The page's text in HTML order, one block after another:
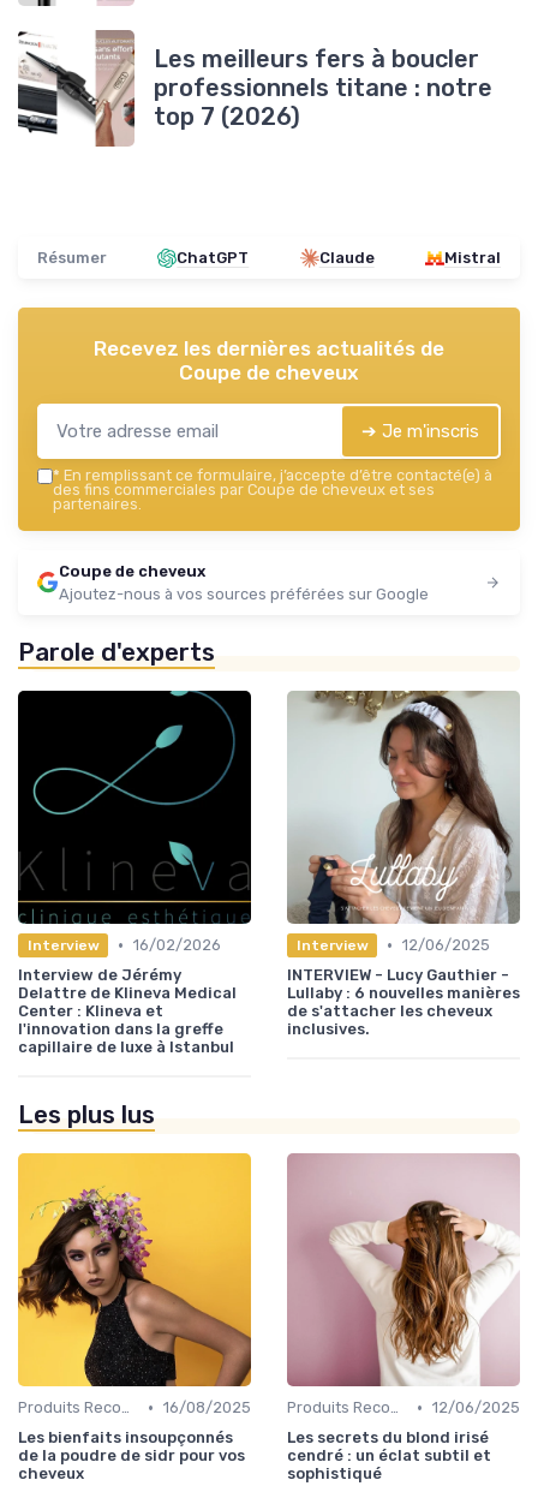
Les meilleurs fers à boucler
professionnels titane : notre
top 7 (2026)
Résumer ChatGPT Claude Mistral
Recevez les dernières actualités de
Coupe de cheveux
➔ Je m'inscris
* En remplissant ce formulaire, j’accepte d’être contacté(e) à
des fins commerciales par Coupe de cheveux et ses
partenaires.
Coupe de cheveux
Ajoutez-nous à vos sources préférées sur Google
Parole d'experts
Interview • 16/02/2026
Interview de Jérémy
Delattre de Klineva Medical
Center : Klineva et
l'innovation dans la greffe
capillaire de luxe à Istanbul
Interview • 12/06/2025
INTERVIEW - Lucy Gauthier -
Lullaby : 6 nouvelles manières
de s'attacher les cheveux
inclusives.
Les plus lus
Produits Recommandés • 16/08/2025
Les bienfaits insoupçonnés
de la poudre de sidr pour vos
cheveux
Produits Recommandés • 12/06/2025
Les secrets du blond irisé
cendré : un éclat subtil et
sophistiqué